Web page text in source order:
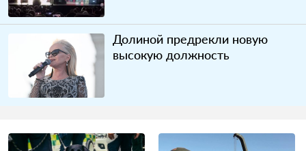
Долиной предрекли новую
высокую должность